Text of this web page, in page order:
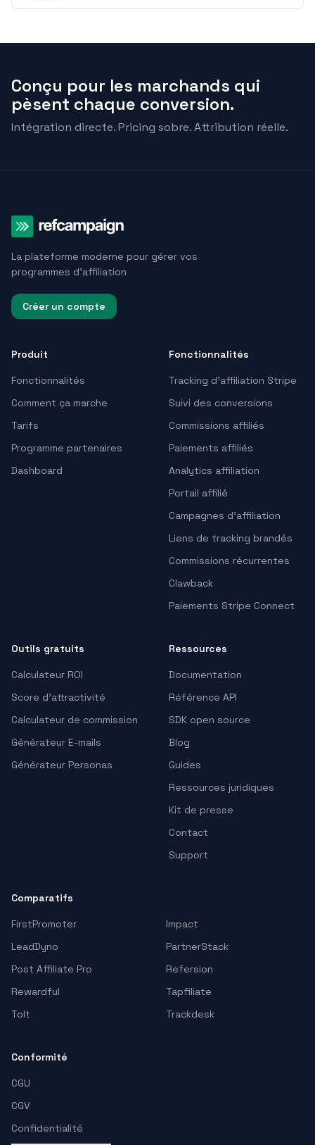
Conçu pour les marchands qui
pèsent chaque conversion.
Intégration directe. Pricing sobre. Attribution réelle.
La plateforme moderne pour gérer vos
programmes d'affiliation
Créer un compte
Produit
Fonctionnalités
Comment ça marche
Tarifs
Programme partenaires
Dashboard
Fonctionnalités
Tracking d’affiliation Stripe
Suivi des conversions
Commissions affiliés
Paiements affiliés
Analytics affiliation
Portail affilié
Campagnes d’affiliation
Liens de tracking brandés
Commissions récurrentes
Clawback
Paiements Stripe Connect
Outils gratuits
Calculateur ROI
Score d'attractivité
Calculateur de commission
Générateur E-mails
Générateur Personas
Ressources
Documentation
Référence API
SDK open source
Blog
Guides
Ressources juridiques
Kit de presse
Contact
Support
Comparatifs
FirstPromoter
Impact
LeadDyno
PartnerStack
Post Affiliate Pro
Refersion
Rewardful
Tapfiliate
Tolt
Trackdesk
Conformité
CGU
CGV
Confidentialité